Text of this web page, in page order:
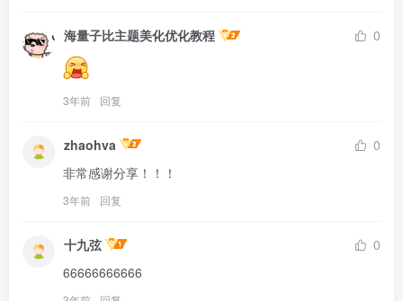
海量子比主题美化优化教程 0
3年前 回复
zhaohva
0
非常感谢分享！！！
3年前 回复
十九弦
0
66666666666